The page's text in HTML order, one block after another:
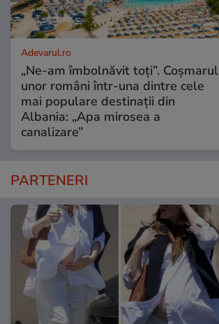
Adevarul.ro
„Ne-am îmbolnăvit toți”. Coșmarul
unor români într-una dintre cele
mai populare destinații din
Albania: „Apa mirosea a
canalizare”
PARTENERI